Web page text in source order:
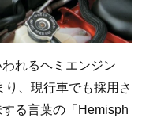
れるヘミエンジン
、現行車でも採用さ
る言葉の「Hemisph